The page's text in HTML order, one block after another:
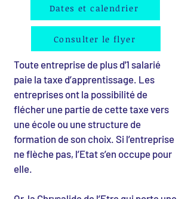
Dates et calendrier
Consulter le flyer
Toute entreprise de plus d'1 salarié
paie la taxe d’apprentissage. Les
entreprises ont la possibilité de
flécher une partie de cette taxe vers
une école ou une structure de
formation de son choix. Si l’entreprise
ne flèche pas, l’Etat s’en occupe pour
elle.